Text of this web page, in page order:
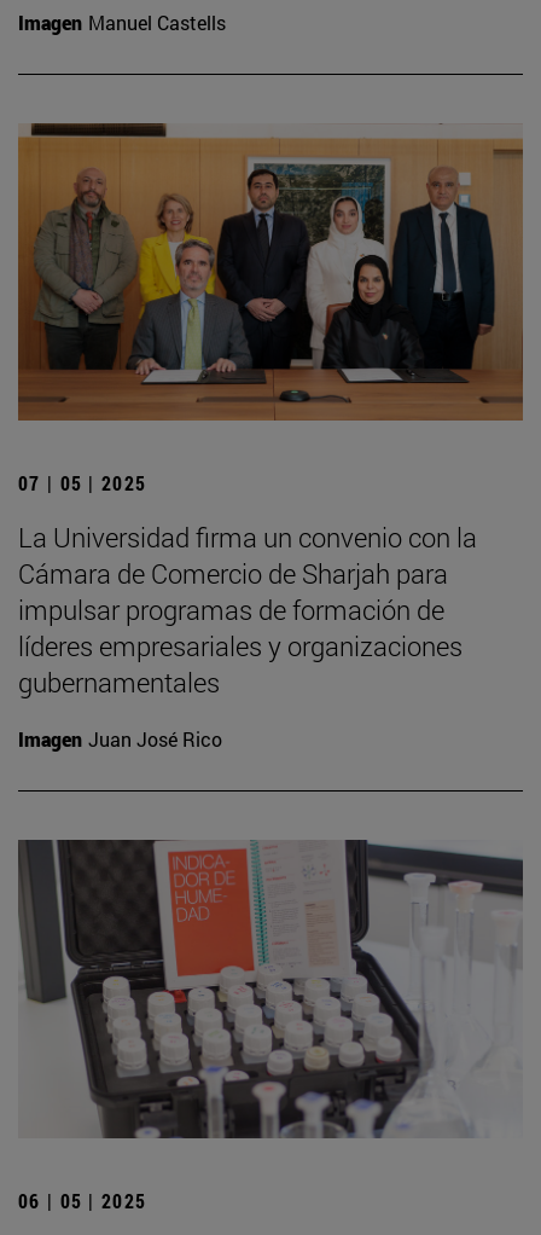
Imagen Manuel Castells
07 | 05 | 2025
La Universidad firma un convenio con la
Cámara de Comercio de Sharjah para
impulsar programas de formación de
líderes empresariales y organizaciones
gubernamentales
Imagen Juan José Rico
06 | 05 | 2025